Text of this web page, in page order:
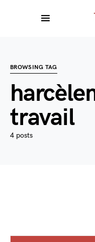
BROWSING TAG
travail
4 posts